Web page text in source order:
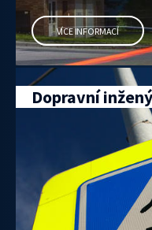
VÍCE INFORMACÍ
Dopravní